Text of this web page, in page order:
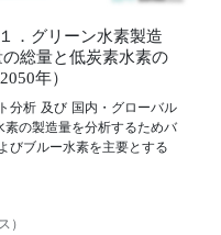
．グリーン水素製造
総量と低炭素水素の
年）
分析 及び 国内・グローバル
の製造量を分析するためバ
びブルー水素を主要とする
）